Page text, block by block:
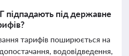
підпадають під державне
тарифів поширюється на
водовідведення,